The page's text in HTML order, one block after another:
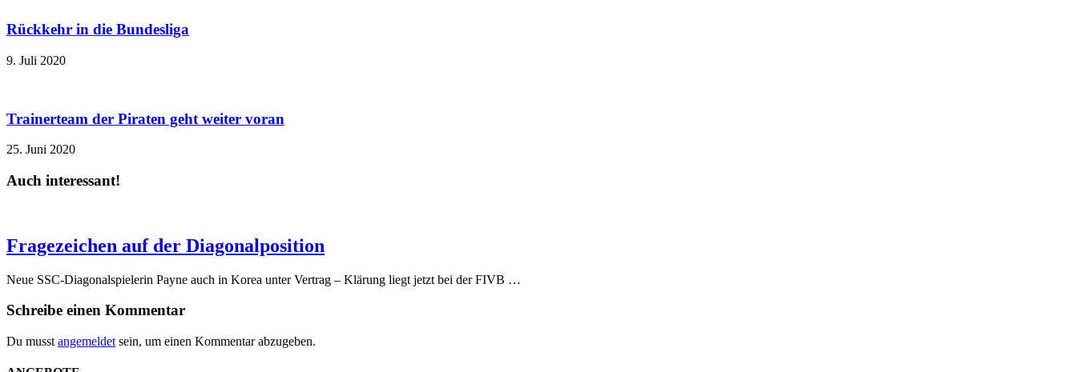
Rückkehr in die Bundesliga
9. Juli 2020
Trainerteam der Piraten geht weiter voran
25. Juni 2020
Auch interessant!
Fragezeichen auf der Diagonalposition
Neue SSC-Diagonalspielerin Payne auch in Korea unter Vertrag – Klärung liegt jetzt bei der FIVB …
Schreibe einen Kommentar
Du musst angemeldet sein, um einen Kommentar abzugeben.